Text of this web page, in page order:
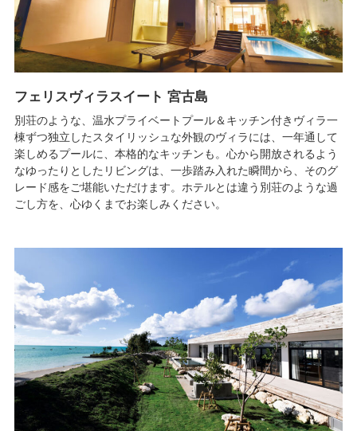
フェリスヴィラスイート 宮古島
別荘のような、温水プライベートプール＆キッチン付きヴィラ一
棟ずつ独立したスタイリッシュな外観のヴィラには、一年通して
楽しめるプールに、本格的なキッチンも。心から開放されるよう
なゆったりとしたリビングは、一歩踏み入れた瞬間から、そのグ
レード感をご堪能いただけます。ホテルとは違う別荘のような過
ごし方を、心ゆくまでお楽しみください。